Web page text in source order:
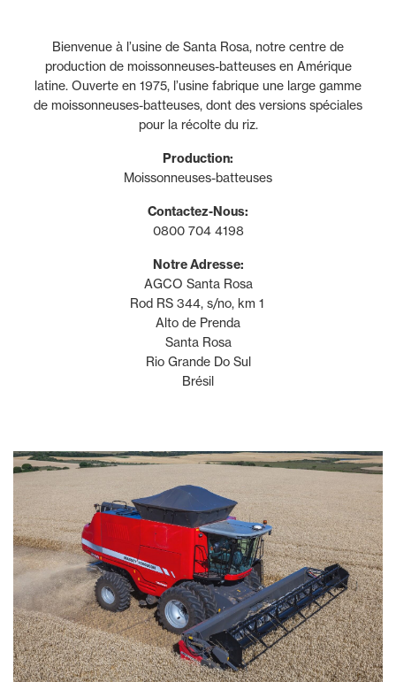
Bienvenue à l’usine de Santa Rosa, notre centre de
production de moissonneuses-batteuses en Amérique
latine. Ouverte en 1975, l’usine fabrique une large gamme
de moissonneuses-batteuses, dont des versions spéciales
pour la récolte du riz.
Production:
Moissonneuses-batteuses
Contactez-Nous:
0800 704 4198
Notre Adresse:
AGCO Santa Rosa
Rod RS 344, s/no, km 1
Alto de Prenda
Santa Rosa
Rio Grande Do Sul
Brésil